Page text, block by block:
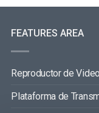
FEATURES AREA
Reproductor de
Plataforma de